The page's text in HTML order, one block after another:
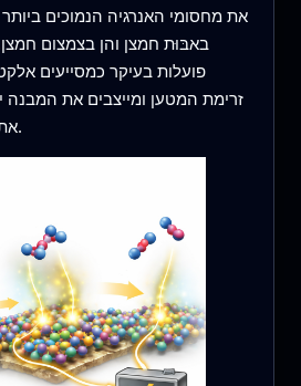
את מחסומי האנרגיה הנמוכים
באבּוּת חמצן והן בצמצום
פועלות בעיקר כמסייעים
זרימת המטען ומייצבים את
אתרי התגובה העיקריים.